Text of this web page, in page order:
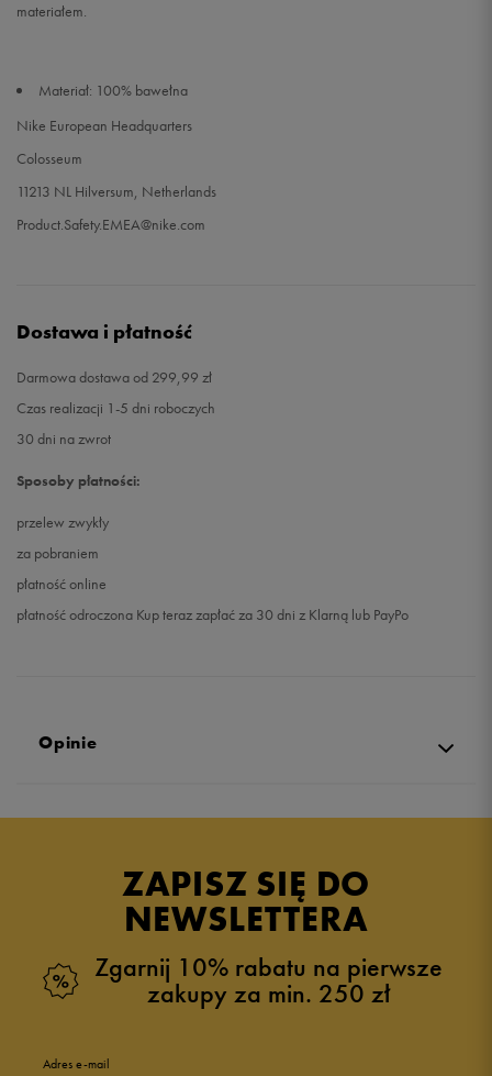
materiałem.
Materiał: 100% bawełna
Nike European Headquarters
Colosseum
11213 NL Hilversum, Netherlands
Product.Safety.EMEA@nike.com
Dostawa i płatność
Darmowa dostawa od 299,99 zł
Czas realizacji 1-5 dni roboczych
30 dni na zwrot
Sposoby płatności:
przelew zwykły
za pobraniem
płatność online
płatność odroczona Kup teraz zapłać za 30 dni z Klarną lub PayPo
Opinie
ZAPISZ SIĘ DO
NEWSLETTERA
Zgarnij 10% rabatu na pierwsze
zakupy za min. 250 zł
Adres e-mail